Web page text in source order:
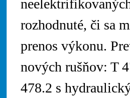
rozhodnuté, či sa
prenos výkonu.
nových rušňov: T
478.2 s